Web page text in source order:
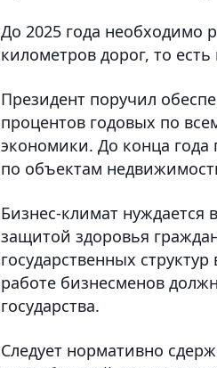
До 2025 года необходимо
километров дорог, то
Президент поручил
процентов годовых по
экономики. До конца года
по объектам
Бизнес-климат нуждается
защитой здоровья
государственных
работе бизнесменов
государства.
Следует нормативно